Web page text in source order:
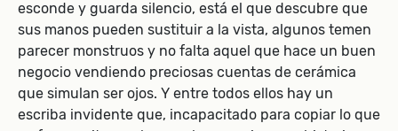
esconde y guarda silencio, está el que descubre que
sus manos pueden sustituir a la vista, algunos temen
parecer monstruos y no falta aquel que hace un buen
negocio vendiendo preciosas cuentas de cerámica
que simulan ser ojos. Y entre todos ellos hay un
escriba invidente que, incapacitado para copiar lo que